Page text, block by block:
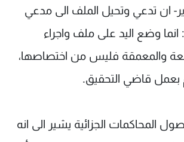
ان تدعي وتحيل الملف الى مدعي
انما وضع اليد على ملف واجراء
والمعمقة فليس من اختصاصها،
بعمل قاضي التحقيق.
المحاكمات الجزائية يشير الى انه